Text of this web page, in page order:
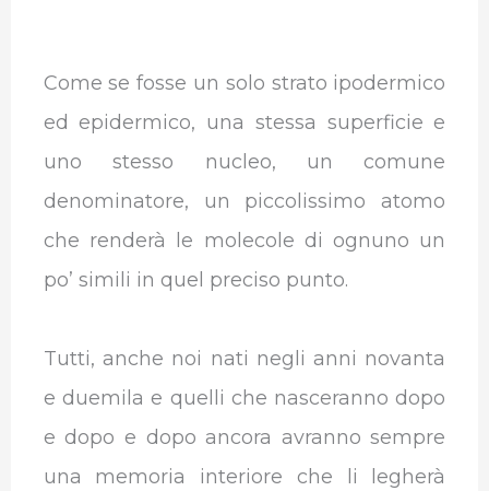
Come se fosse un solo strato ipodermico
ed epidermico, una stessa superficie e
uno stesso nucleo, un comune
denominatore, un piccolissimo atomo
che renderà le molecole di ognuno un
po’ simili in quel preciso punto.
Tutti, anche noi nati negli anni novanta
e duemila e quelli che nasceranno dopo
e dopo e dopo ancora avranno sempre
una memoria interiore che li legherà